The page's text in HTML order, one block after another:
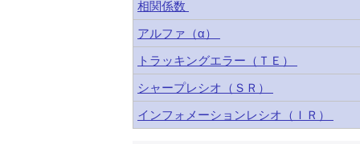
相関係数
アルファ（α）
トラッキングエラー（ＴＥ）
シャープレシオ（ＳＲ）
インフォメーションレシオ（ＩＲ）